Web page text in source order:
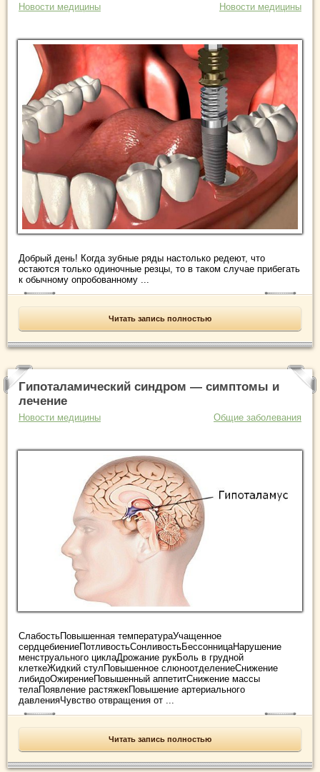
Новости медицины Новости медицины
Добрый день! Когда зубные ряды настолько редеют, что
остаются только одиночные резцы, то в таком случае прибегать
к обычному опробованному ...
Читать запись полностью
Гипоталамический синдром — симптомы и
лечение
Новости медицины Общие заболевания
СлабостьПовышенная температураУчащенное
сердцебиениеПотливостьСонливостьБессонницаНарушение
менструального циклаДрожание рукБоль в грудной
клеткеЖидкий стулПовышенное слюноотделениеСнижение
либидоОжирениеПовышенный аппетитСнижение массы
телаПоявление растяжекПовышение артериального
давленияЧувство отвращения от ...
Читать запись полностью